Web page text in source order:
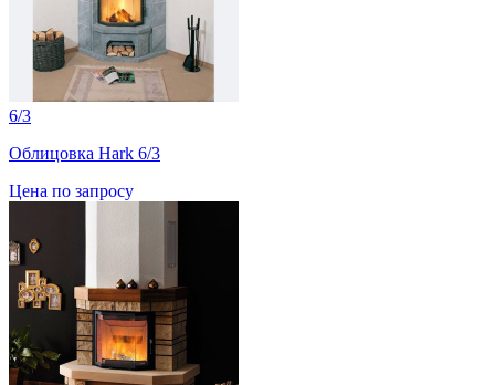
6/3
Облицовка Hark 6/3
Цена по запросу